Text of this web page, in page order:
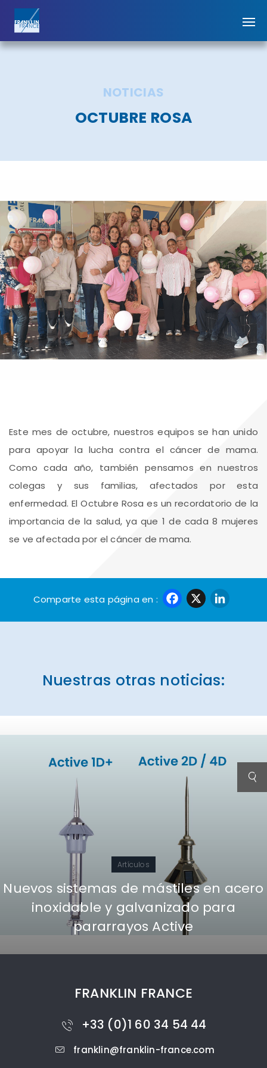
NOTICIAS
OCTUBRE ROSA
Este mes de octubre, nuestros equipos se han unido
para apoyar la lucha contra el cáncer de mama.
Como cada año, también pensamos en nuestros
colegas y sus familias, afectados por esta
enfermedad. El Octubre Rosa es un recordatorio de la
importancia de la salud, ya que 1 de cada 8 mujeres
se ve afectada por el cáncer de mama.
Comparte esta página en : X
Nuestras otras noticias:
Artículos
Nuevos sistemas de mástiles en acero
inoxidable y galvanizado para
pararrayos Active
FRANKLIN FRANCE
+33 (0)1 60 34 54 44
franklin@franklin-france.com